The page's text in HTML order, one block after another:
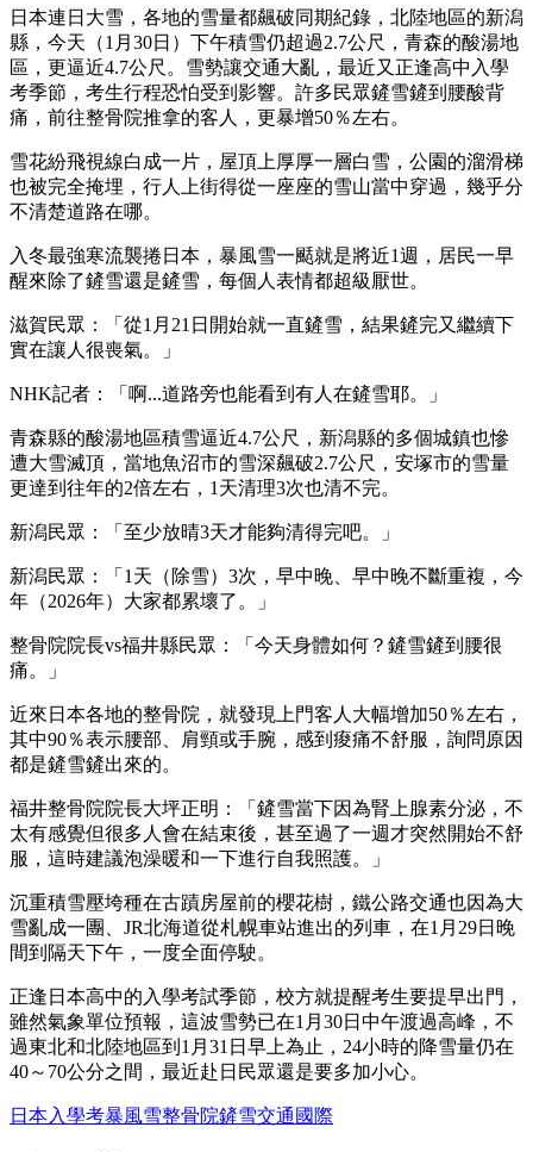
日本連日大雪，各地的雪量都飆破同期紀錄，北陸地區的新潟
縣，今天（1月30日）下午積雪仍超過2.7公尺，青森的酸湯地
區，更逼近4.7公尺。雪勢讓交通大亂，最近又正逢高中入學
考季節，考生行程恐怕受到影響。許多民眾鏟雪鏟到腰酸背
痛，前往整骨院推拿的客人，更暴增50％左右。
雪花紛飛視線白成一片，屋頂上厚厚一層白雪，公園的溜滑梯
也被完全掩埋，行人上街得從一座座的雪山當中穿過，幾乎分
不清楚道路在哪。
入冬最強寒流襲捲日本，暴風雪一颳就是將近1週，居民一早
醒來除了鏟雪還是鏟雪，每個人表情都超級厭世。
滋賀民眾：「從1月21日開始就一直鏟雪，結果鏟完又繼續下
實在讓人很喪氣。」
NHK記者：「啊...道路旁也能看到有人在鏟雪耶。」
青森縣的酸湯地區積雪逼近4.7公尺，新潟縣的多個城鎮也慘
遭大雪滅頂，當地魚沼市的雪深飆破2.7公尺，安塚市的雪量
更達到往年的2倍左右，1天清理3次也清不完。
新潟民眾：「至少放晴3天才能夠清得完吧。」
新潟民眾：「1天（除雪）3次，早中晚、早中晚不斷重複，今
年（2026年）大家都累壞了。」
整骨院院長vs福井縣民眾：「今天身體如何？鏟雪鏟到腰很
痛。」
近來日本各地的整骨院，就發現上門客人大幅增加50％左右，
其中90％表示腰部、肩頸或手腕，感到痠痛不舒服，詢問原因
都是鏟雪鏟出來的。
福井整骨院院長大坪正明：「鏟雪當下因為腎上腺素分泌，不
太有感覺但很多人會在結束後，甚至過了一週才突然開始不舒
服，這時建議泡澡暖和一下進行自我照護。」
沉重積雪壓垮種在古蹟房屋前的櫻花樹，鐵公路交通也因為大
雪亂成一團、JR北海道從札幌車站進出的列車，在1月29日晚
間到隔天下午，一度全面停駛。
正逢日本高中的入學考試季節，校方就提醒考生要提早出門，
雖然氣象單位預報，這波雪勢已在1月30日中午渡過高峰，不
過東北和北陸地區到1月31日早上為止，24小時的降雪量仍在
40～70公分之間，最近赴日民眾還是要多加小心。
日本入學考暴風雪整骨院鏟雪交通 國際